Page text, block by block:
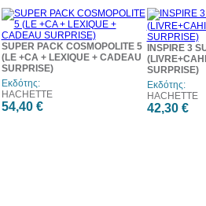
SUPER PACK COSMOPOLITE 5
(LE +CA + LEXIQUE + CADEAU
SURPRISE)
Εκδότης:
HACHETTE
54,40 €
INSPIRE 3
SURPRISE)
Εκδότης:
HACHETTE
42,30 €